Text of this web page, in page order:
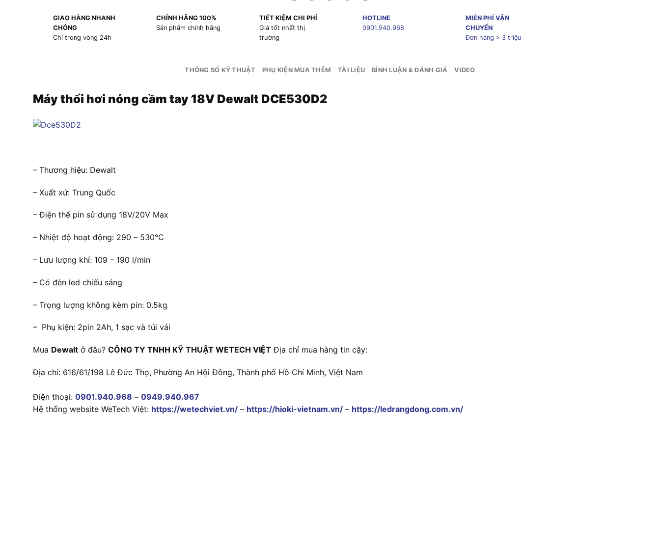
GIAO HÀNG NHANH
CHÓNG
Chỉ trong vòng 24h
CHÍNH HÃNG 100%
Sản phẩm chính hãng
TIẾT KIỆM CHI PHÍ
Giá tốt nhất thị
trường
HOTLINE
0901.940.968
MIỄN PHÍ VẬN
CHUYỂN
Đơn hàng > 3 triệu
THÔNG SỐ KỸ THUẬT PHỤ KIỆN MUA THÊM TÀI LIỆU BÌNH LUẬN & ĐÁNH GIÁ VIDEO
Máy thổi hơi nóng cầm tay 18V Dewalt DCE530D2
– Thương hiệu: Dewalt
– Xuất xứ: Trung Quốc
– Điện thế pin sử dụng 18V/20V Max
– Nhiệt độ hoạt động: 290 – 530°C
– Lưu lượng khí: 109 – 190 l/min
– Có đèn led chiếu sáng
– Trọng lượng không kèm pin: 0.5kg
– Phụ kiện: 2pin 2Ah, 1 sạc và túi vải
Mua Dewalt ở đâu? CÔNG TY TNHH KỸ THUẬT WETECH VIỆT Địa chỉ mua hàng tin cậy:
Địa chỉ: 616/61/198 Lê Đức Thọ, Phường An Hội Đông, Thành phố Hồ Chí Minh, Việt Nam
Điện thoại: 0901.940.968 – 0949.940.967
Hệ thống website WeTech Việt: https://wetechviet.vn/ – https://hioki-vietnam.vn/ – https://ledrangdong.com.vn/